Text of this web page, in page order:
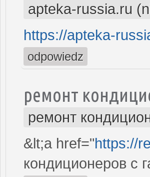
apteka-russia.ru
https://apteka-
odpowiedz
ремонт
ремонт
&lt;a href="https://
кондиционеров с